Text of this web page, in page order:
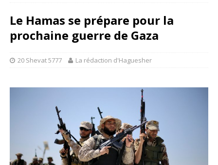
Le Hamas se prépare pour la
prochaine guerre de Gaza
20 Shevat 5777 La rédaction d'Haguesher